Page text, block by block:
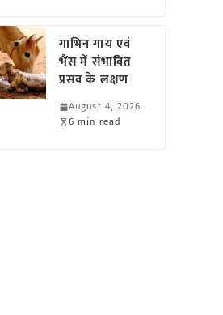
गाभिन गाय एवं
भैंस में संभावित
प्रसव के लक्षण
August 4, 2026
6 min read